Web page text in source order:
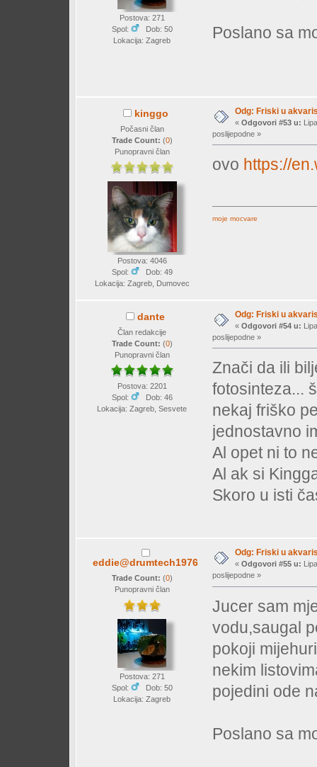
Postova: 271
Spol:
Dob: 50
Lokacija: Zagreb
Poslano sa
kinggo
Počasni član
Trade Count: (0)
Punopravni član
Postova: 4046
Spol:
Dob: 49
Lokacija: Zagreb, Dumovec
Odg: Friski u
« Odgovori #53 u:
poslijepodne »
ovo https://
moje mocvare
dante
Član redakcije
Trade Count: (0)
Punopravni član
Postova: 2201
Spol:
Dob: 46
Lokacija: Zagreb, Sesvete
Odg: Friski u
« Odgovori #54 u:
poslijepodne »
Znači da ili
fotosinteza...
nekaj friško
jednostavno
Al opet ni to
Al ak si
Skoro u isti
eddie@drumtech1976
Trade Count: (0)
Punopravni član
Postova: 271
Spol:
Dob: 50
Lokacija: Zagreb
Odg: Friski u
« Odgovori #55 u:
poslijepodne »
Jucer sam
vodu,saugal
pokoji
nekim
pojedini ode
Poslano sa